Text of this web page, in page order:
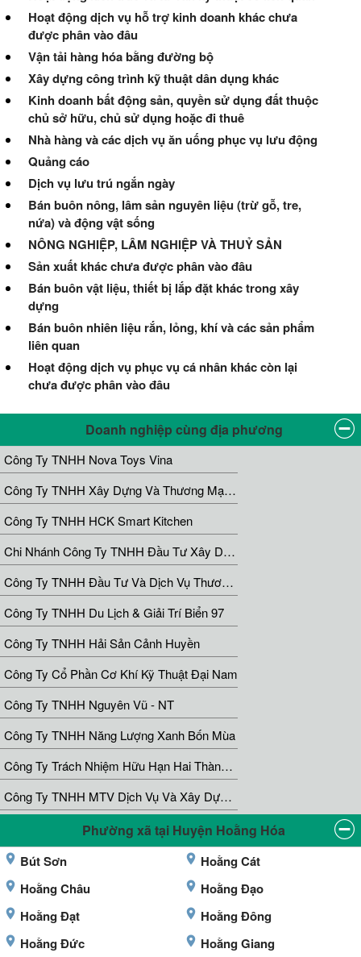
Hoạt động dịch vụ hỗ trợ kinh doanh khác chưa
được phân vào đâu
Vận tải hàng hóa bằng đường bộ
Xây dựng công trình kỹ thuật dân dụng khác
Kinh doanh bất động sản, quyền sử dụng đất thuộc
chủ sở hữu, chủ sử dụng hoặc đi thuê
Nhà hàng và các dịch vụ ăn uống phục vụ lưu động
Quảng cáo
Dịch vụ lưu trú ngắn ngày
Bán buôn nông, lâm sản nguyên liệu (trừ gỗ, tre,
nứa) và động vật sống
NÔNG NGHIỆP, LÂM NGHIỆP VÀ THUỶ SẢN
Sản xuất khác chưa được phân vào đâu
Bán buôn vật liệu, thiết bị lắp đặt khác trong xây
dựng
Bán buôn nhiên liệu rắn, lỏng, khí và các sản phẩm
liên quan
Hoạt động dịch vụ phục vụ cá nhân khác còn lại
chưa được phân vào đâu
Doanh nghiệp cùng địa phương
Công Ty TNHH Nova Toys Vina
Công Ty TNHH Xây Dựng Và Thương Mại An Phát KD
Công Ty TNHH HCK Smart Kitchen
Chi Nhánh Công Ty TNHH Đầu Tư Xây Dựng Và Thương Mại Nam Phong. Tại Thanh Hóa
Công Ty TNHH Đầu Tư Và Dịch Vụ Thương Mại Việt Nhật
Công Ty TNHH Du Lịch & Giải Trí Biển 97
Công Ty TNHH Hải Sản Cảnh Huyền
Công Ty Cổ Phần Cơ Khí Kỹ Thuật Đại Nam
Công Ty TNHH Nguyên Vũ - NT
Công Ty TNHH Năng Lượng Xanh Bốn Mùa
Công Ty Trách Nhiệm Hữu Hạn Hai Thành Viên Hải Tiến Thanh Hóa
Công Ty TNHH MTV Dịch Vụ Và Xây Dựng Hoàng Giang
Phường xã tại Huyện Hoằng Hóa
Bút Sơn
Hoằng Cát
Hoằng Châu
Hoằng Đạo
Hoằng Đạt
Hoằng Đông
Hoằng Đức
Hoằng Giang